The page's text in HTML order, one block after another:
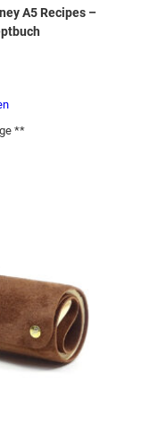
A5 Recipes –
**